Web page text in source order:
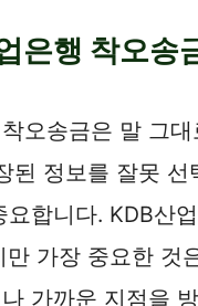
은행 착오송
오송금은 말 그
된 정보를 잘못
요합니다. KDB산
만 가장 중요한 것
가까운 지점을